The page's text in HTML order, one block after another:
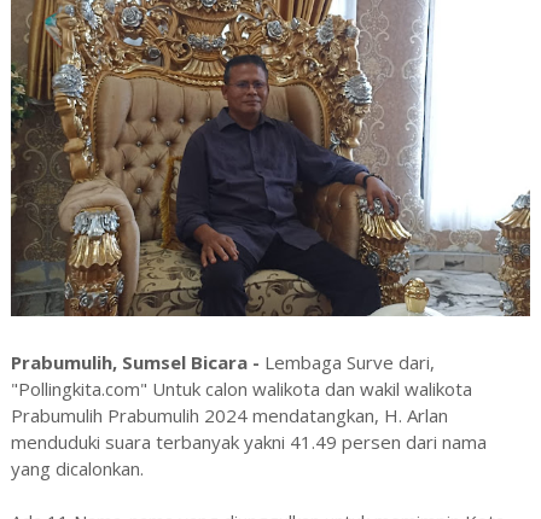
Prabumulih, Sumsel Bicara - Lembaga Surve dari,
"Pollingkita.com" Untuk calon walikota dan wakil walikota
Prabumulih Prabumulih 2024 mendatangkan, H. Arlan
menduduki suara terbanyak yakni 41.49 persen dari nama
yang dicalonkan.